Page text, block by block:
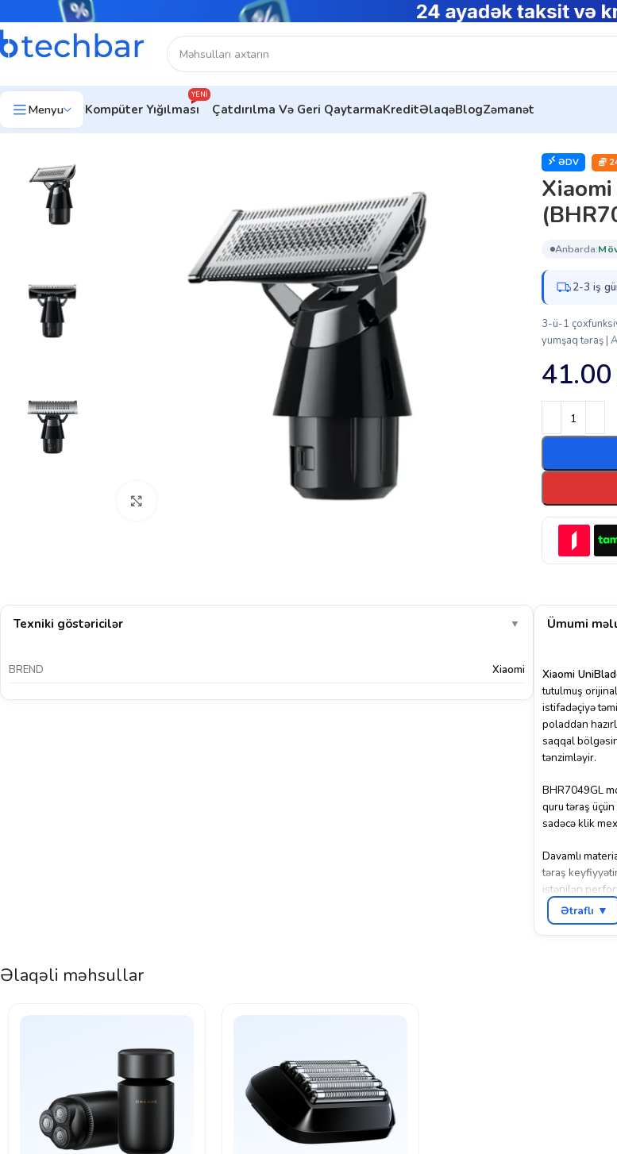
Menyu Kompüter Yığılması
YENI
Çatdırılma Və Geri QaytarmaKreditƏlaqəBlogZəmanət
Ev Ev üçün texnologiya
ƏDV
anbarda:
2-3 iş
3-ü-1
yumşaq təraş |
41.00
Texniki göstəricilər ▼
BREND Xiaomi
Ümumi
Xiaomi
tutulmuş
istifadəçiyə
poladdan
saqqal
tənzimləyir.
BHR7049GL
quru təraş
sadəcə klik
Davamlı
təraş
istənilən
Ətraflı ▼
Əlaqəli məhsullar